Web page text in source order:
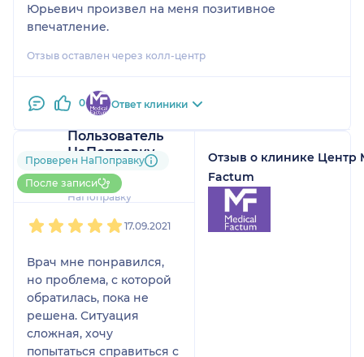
Юрьевич произвел на меня позитивное
впечатление.
Отзыв оставлен через колл-центр
0 Ответ клиники
Пользователь
НаПоправку
1 отзыв
До 5 записей через
НаПоправку
Проверен НаПоправку
После записи
17.09.2021
Врач мне понравился,
но проблема, с которой
обратилась, пока не
решена. Ситуация
сложная, хочу
попытаться справиться с
Отзыв о клинике Центр
Factum